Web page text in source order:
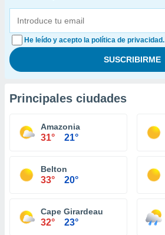
He leído y acepto la política de privacidad.
Principales ciudades
Amazonia
31° 21°
Belton
33° 20°
Cape Girardeau
32° 23°